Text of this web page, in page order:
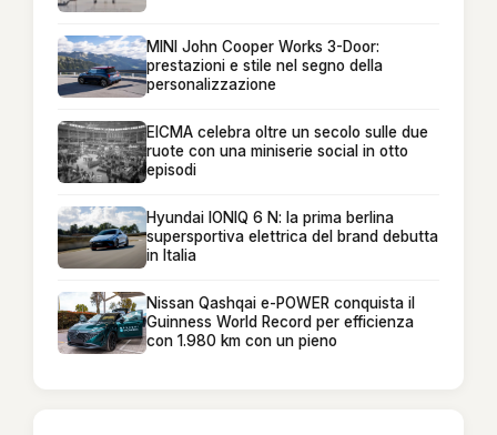
MINI John Cooper Works 3-Door:
prestazioni e stile nel segno della
personalizzazione
EICMA celebra oltre un secolo sulle due
ruote con una miniserie social in otto
episodi
Hyundai IONIQ 6 N: la prima berlina
supersportiva elettrica del brand debutta
in Italia
Nissan Qashqai e-POWER conquista il
Guinness World Record per efficienza
con 1.980 km con un pieno